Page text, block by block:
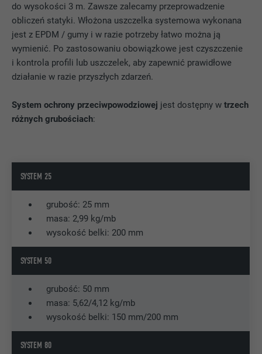
do wysokości 3 m. Zawsze zalecamy przeprowadzenie
obliczeń statyki. Włożona uszczelka systemowa wykonana
jest z EPDM / gumy i w razie potrzeby łatwo można ją
wymienić. Po zastosowaniu obowiązkowe jest czyszczenie
i kontrola profili lub uszczelek, aby zapewnić prawidłowe
działanie w razie przyszłych zdarzeń.
System ochrony przeciwpowodziowej jest dostępny wtrzech
różnych grubościach:
SYSTEM 25
grubość: 25 mm
masa: 2,99 kg/mb
wysokość belki: 200 mm
SYSTEM 50
grubość: 50 mm
masa: 5,62/4,12 kg/mb
wysokość belki: 150 mm/200 mm
SYSTEM 80
CEL Identyfikacyjny plik cookie przeglądarki
DOSTAWCA YouTube
PROCEDURA 1 dzień
śledzenie na podstawie geograficznej
VISITOR_INFO1_LIVE
DOSTAWCA
PROCEDURA
CEL Pomiar szerokości pasma YouTube
NAZWA YSC